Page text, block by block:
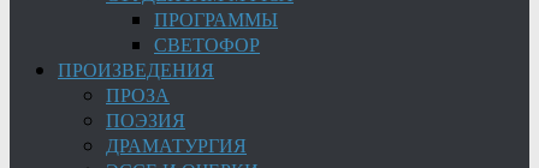
ПРОГРАММЫ
СВЕТОФОР
ПРОИЗВЕДЕНИЯ
ПРОЗА
ПОЭЗИЯ
ДРАМАТУРГИЯ